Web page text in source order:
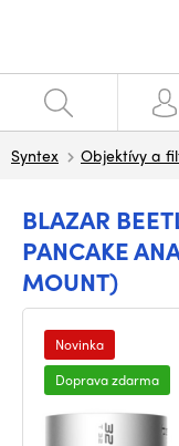
Syntex Objektívy a
BLAZAR
PANCAKE
MOUNT)
Novinka
Doprava zdarma